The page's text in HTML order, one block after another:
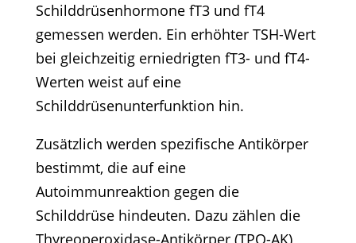
Schilddrüsenhormone fT3 und fT4
gemessen werden. Ein erhöhter TSH-Wert
bei gleichzeitig erniedrigten fT3- und fT4-
Werten weist auf eine
Schilddrüsenunterfunktion hin.
Zusätzlich werden spezifische Antikörper
bestimmt, die auf eine
Autoimmunreaktion gegen die
Schilddrüse hindeuten. Dazu zählen die
Thyreoperoxidase-Antikörper (TPO-AK)